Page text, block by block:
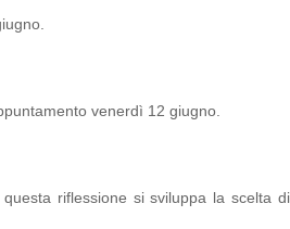
venerdì 12 giugno.
riflessione si sviluppa la scelta